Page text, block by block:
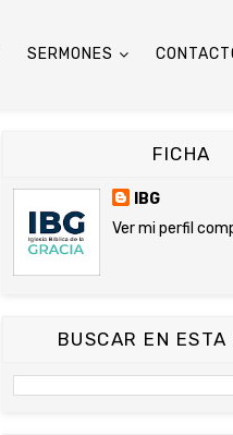
SERMONES
FICHA
IBG
Ver mi perfil
BUSCAR EN ESTA